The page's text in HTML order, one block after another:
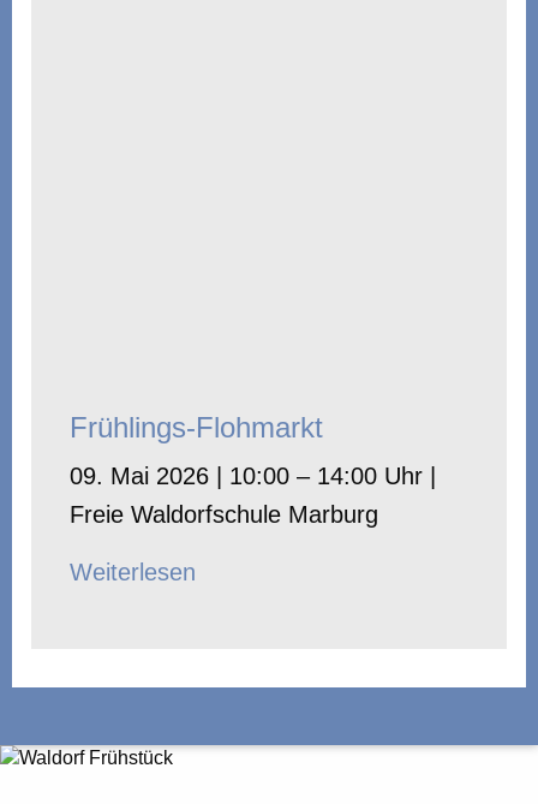
Frühlings-Flohmarkt
09. Mai 2026 | 10:00 – 14:00 Uhr |
Freie Waldorfschule Marburg
Weiterlesen